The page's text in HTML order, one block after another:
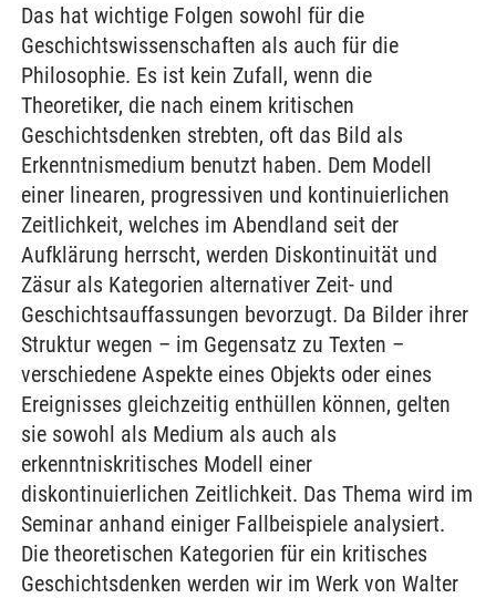
Das hat wichtige Folgen sowohl für die
Geschichtswissenschaften als auch für die
Philosophie. Es ist kein Zufall, wenn die
Theoretiker, die nach einem kritischen
Geschichtsdenken strebten, oft das Bild als
Erkenntnismedium benutzt haben. Dem Modell
einer linearen, progressiven und kontinuierlichen
Zeitlichkeit, welches im Abendland seit der
Aufklärung herrscht, werden Diskontinuität und
Zäsur als Kategorien alternativer Zeit- und
Geschichtsauffassungen bevorzugt. Da Bilder ihrer
Struktur wegen – im Gegensatz zu Texten –
verschiedene Aspekte eines Objekts oder eines
Ereignisses gleichzeitig enthüllen können, gelten
sie sowohl als Medium als auch als
erkenntniskritisches Modell einer
diskontinuierlichen Zeitlichkeit. Das Thema wird im
Seminar anhand einiger Fallbeispiele analysiert.
Die theoretischen Kategorien für ein kritisches
Geschichtsdenken werden wir im Werk von Walter